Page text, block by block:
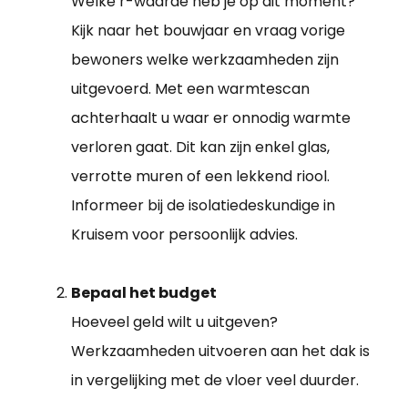
Kijk naar het bouwjaar en vraag vorige
bewoners welke werkzaamheden zijn
uitgevoerd. Met een warmtescan
achterhaalt u waar er onnodig warmte
verloren gaat. Dit kan zijn enkel glas,
verrotte muren of een lekkend riool.
Informeer bij de isolatiedeskundige in
Kruisem voor persoonlijk advies.
Bepaal het budget
Hoeveel geld wilt u uitgeven?
Werkzaamheden uitvoeren aan het dak is
in vergelijking met de vloer veel duurder.